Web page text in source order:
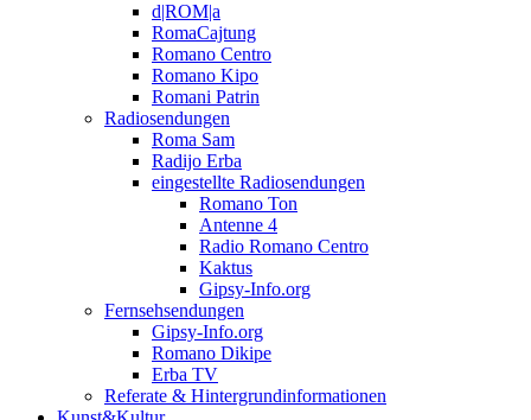
d|ROM|a
RomaCajtung
Romano Centro
Romano Kipo
Romani Patrin
Radiosendungen
Roma Sam
Radijo Erba
eingestellte Radiosendungen
Romano Ton
Antenne 4
Radio Romano Centro
Kaktus
Gipsy-Info.org
Fernsehsendungen
Gipsy-Info.org
Romano Dikipe
Erba TV
Referate & Hintergrundinformationen